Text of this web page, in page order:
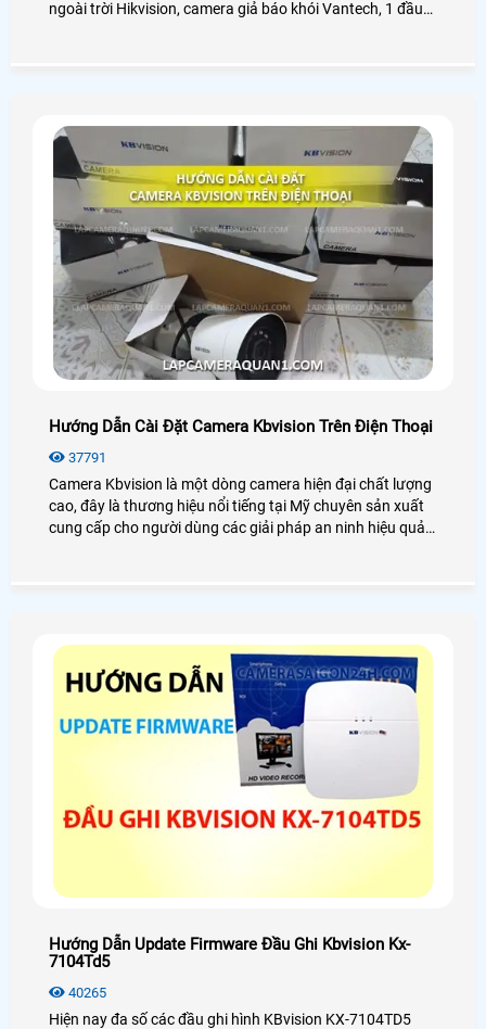
ngoài trời Hikvision, camera giả báo khói Vantech, 1 đầu
Hướng Dẫn Cài Đặt Camera Kbvision Trên Điện Thoại
37791
Camera Kbvision là một dòng camera hiện đại chất lượng
cao, đây là thương hiệu nổi tiếng tại Mỹ chuyên sản xuất
cung cấp cho người dùng các giải pháp an ninh hiệu quả,
Hướng Dẫn Update Firmware Đầu Ghi Kbvision Kx-
7104Td5
40265
Hiện nay đa số các đầu ghi hình KBvision KX-7104TD5